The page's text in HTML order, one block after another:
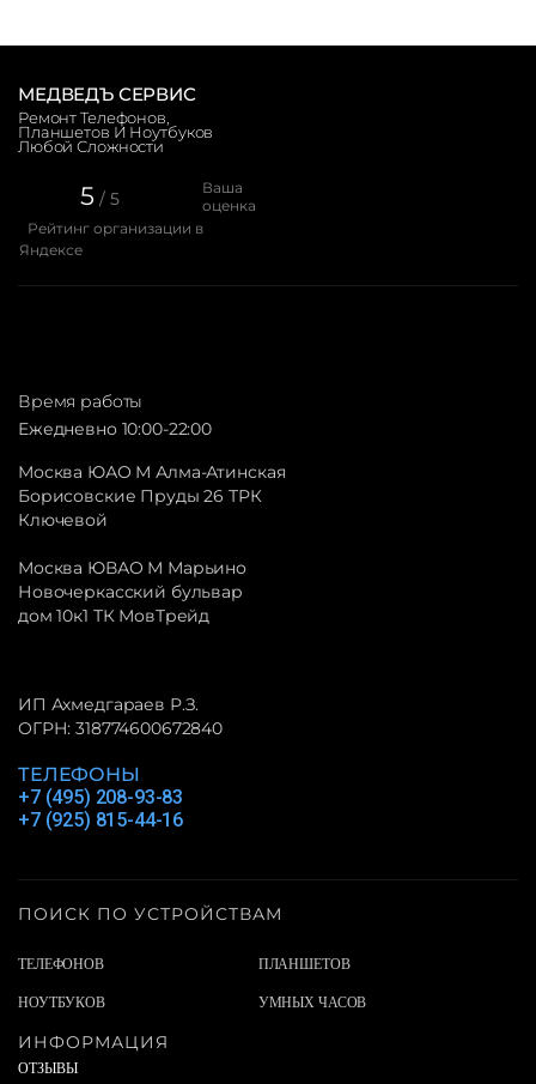
МЕДВЕДЪ СЕРВИС
Ремонт Телефонов,
Планшетов И Ноутбуков
Любой Сложности
5 / 5
Ваша
оценка
Рейтинг организации в
Яндексе
Время работы
Ежедневно 10:00-22:00
Москва ЮАО М Алма-Атинская
Борисовские Пруды 26 ТРК
Ключевой
Москва ЮВАО М Марьино
Новочеркасский бульвар
дом 10к1 ТК МовТрейд
ИП Ахмедгараев Р.З.
ОГРН: 318774600672840
ТЕЛЕФОНЫ
+7 (495) 208-93-83
+7 (925) 815-44-16
ПОИСК ПО УСТРОЙСТВАМ
ТЕЛЕФОНОВ ПЛАНШЕТОВ
НОУТБУКОВ УМНЫХ ЧАСОВ
ИНФОРМАЦИЯ
ОТЗЫВЫ